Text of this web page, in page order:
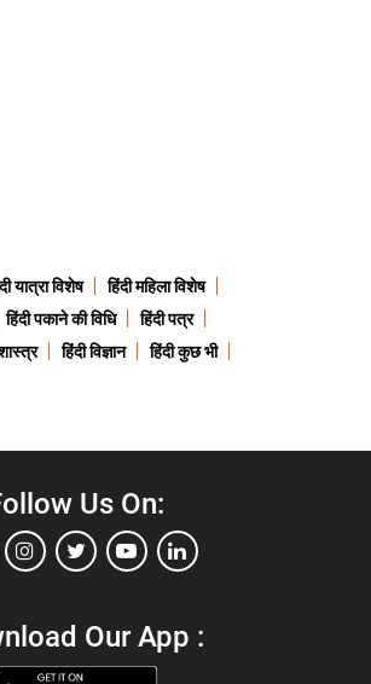
यात्रा विशेष
हिंदी महिला विशेष
हिंदी पकाने की विधि
हिंदी पत्र
हिंदी विज्ञान
हिंदी कुछ भी
Us On:
Our App :